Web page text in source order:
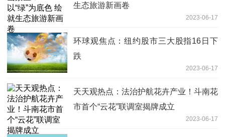
生态旅游新画卷
2023-06-17
环球观焦点：纽约股市三大股指16日下
跌
2023-06-17
天天观热点：法治护航花卉产业！斗南花
市首个​“云花”联调室揭牌成立
2023-06-17